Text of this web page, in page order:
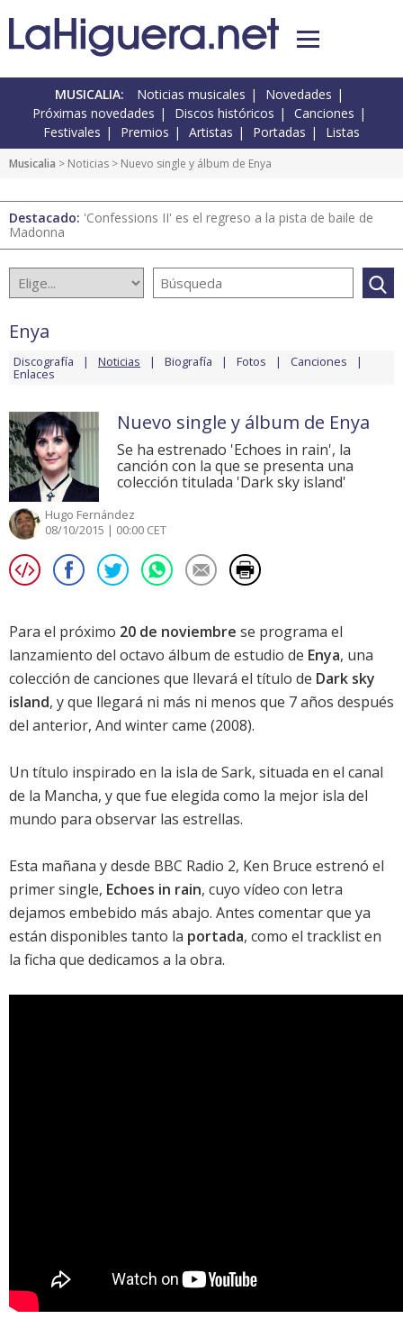
MUSICALIA: Noticias musicales
Novedades
Próximas novedades
Discos históricos
Canciones
Festivales
Premios Artistas Portadas Listas
Musicalia > Noticias > Nuevo single y álbum de Enya
Destacado: 'Confessions II' es el regreso a la pista de baile de
Madonna
Enya
Discografía Noticias Biografía Fotos Canciones
Enlaces
Nuevo single y álbum de Enya
Se ha estrenado 'Echoes in rain', la
canción con la que se presenta una
colección titulada 'Dark sky island'
Hugo Fernández
08/10/2015 | 00:00 CET
Para el próximo 20 de noviembre se programa el
lanzamiento del octavo álbum de estudio de Enya, una
colección de canciones que llevará el título de Dark sky
island, y que llegará ni más ni menos que 7 años después
del anterior, And winter came (2008).
Un título inspirado en la isla de Sark, situada en el canal
de la Mancha, y que fue elegida como la mejor isla del
mundo para observar las estrellas.
Esta mañana y desde BBC Radio 2, Ken Bruce estrenó el
primer single, Echoes in rain, cuyo vídeo con letra
dejamos embebido más abajo. Antes comentar que ya
están disponibles tanto la portada, como el tracklist en
la ficha que dedicamos a la obra.